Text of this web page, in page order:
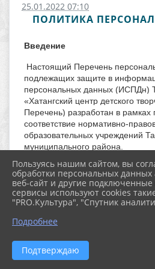
25.01.2022 07:10
ПОЛИТИКА
Введение
Настоящий Перечень
подлежащих защите в
персональных данных
«Хатангский центр детского
Перечень) разработан в рамках
соответствие нормативно-
образовательных учреждений
муниципального района.
объектов защиты, изложенных в
информационной
Перечень содержит полный
безопасность которых должна
Объектами защиты являются –
обрабатываемая в ИСПДн, и
Пользуясь нашим сайтом, вы
обработки персональных
веб-сайт и другие подключенные
сервисы используют cookies
"PRO.Культура", "Спутник
Подробнее
Подтверждаю